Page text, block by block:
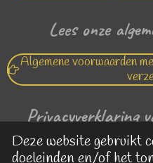
Deze website gebruikt
doeleinden en/of het
Lees onze
Algemene voorwaarden
Privacyverklaring
Lees hier de privacy